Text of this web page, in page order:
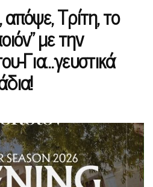
απόψε, Τρίτη, το
με την
Για…γευστικά